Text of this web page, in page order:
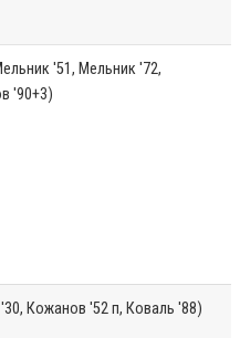
'51, Мельник '72,
'90+3)
Кожанов '52 п, Коваль '88)